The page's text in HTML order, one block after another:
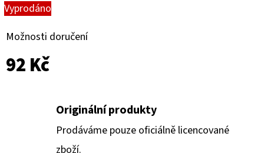
Vyprodáno
Možnosti doručení
92 Kč
Originální produkty
Prodáváme pouze oficiálně licencované
zboží.